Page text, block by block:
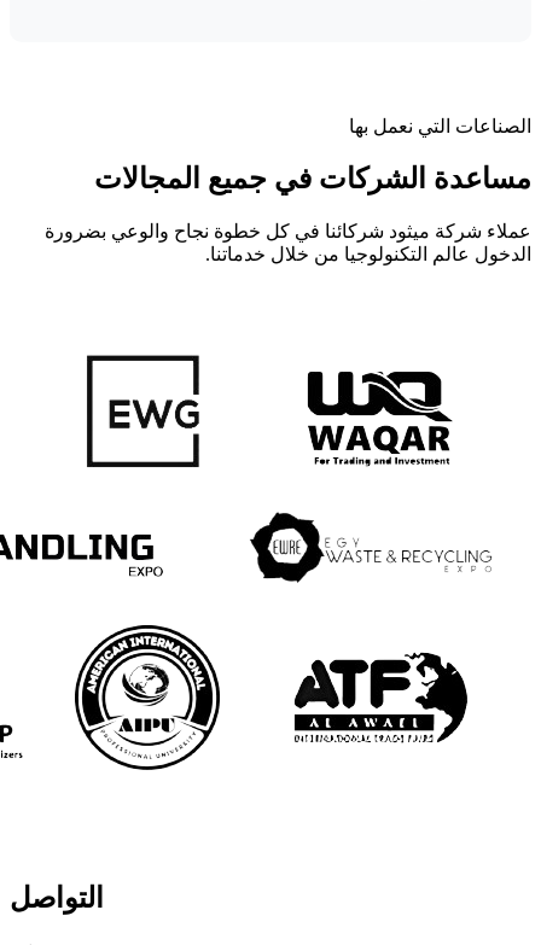
الصناعات التي نعمل بها
مساعدة الشركات في جميع المجالات
عملاء شركة ميثود شركائنا في كل خطوة نجاح والوعي بضرورة
الدخول عالم التكنولوجيا من خلال خدماتنا.
التواصل